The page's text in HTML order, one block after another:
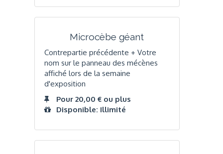
Microcèbe géant
Contrepartie précédente + Votre
nom sur le panneau des mécènes
affiché lors de la semaine
d'exposition
Pour 20,00 € ou plus
Disponible: Illimité